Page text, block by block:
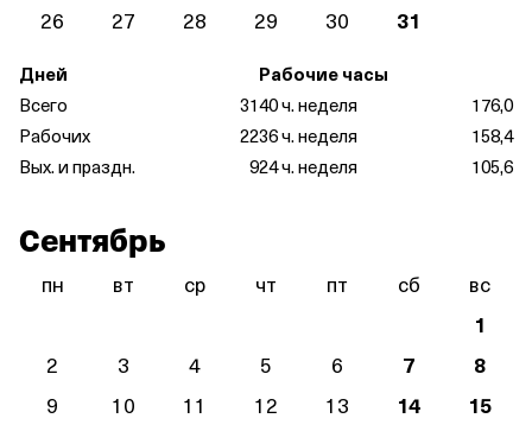
26
27 28 29 30 31
Дней
Всего
31
Рабочих
22
Вых. и праздн.
9
Рабочие часы
40 ч. неделя
176,0
36 ч. неделя
158,4
24 ч. неделя
105,6
Сентябрь
пн вт ср чт пт сб
вс
1
2
3 4 5 6 7
8
9
10 11 12 13 14
15